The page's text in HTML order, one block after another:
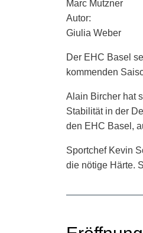
Marc Mutzner
Autor:
Giulia Weber
Der EHC Basel
kommenden
Alain Bircher hat
Stabilität in der
den EHC Basel,
Sportchef Kevin
die nötige Härte.